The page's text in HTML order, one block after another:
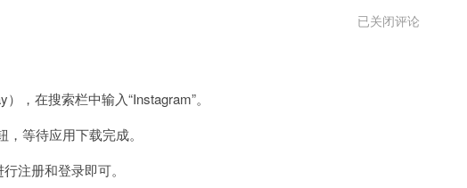
ins
已关闭评论
在搜索栏中输入“Instagram”。
等待应用下载完成。
注册和登录即可。